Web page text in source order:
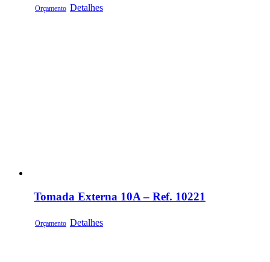
Orçamento Detalhes
Tomada Externa 10A – Ref. 10221
Orçamento Detalhes